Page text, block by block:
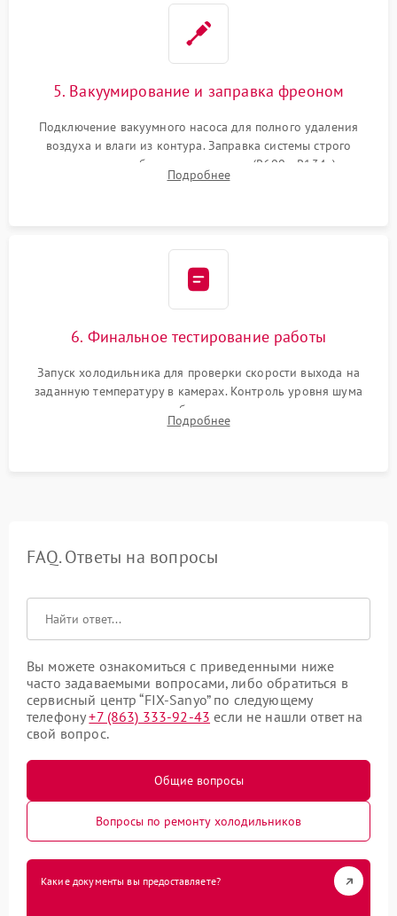
5. Вакуумирование и заправка фреоном
Подключение вакуумного насоса для полного удаления
воздуха и влаги из контура. Заправка системы строго
дозированным объемом хладагента (R600a, R134a) по
электронным весам. Контроль рабочего давления в системе.
Подробнее
6. Финальное тестирование работы
Запуск холодильника для проверки скорости выхода на
заданную температуру в камерах. Контроль уровня шума
компрессора, отсутствия обмерзания стенок и корректного
срабатывания системы автоматической оттайки.
Подробнее
FAQ. Ответы на вопросы
Вы можете ознакомиться с приведенными ниже
часто задаваемыми вопросами, либо обратиться в
сервисный центр “FIX-Sanyo” по следующему
телефону+7 (863) 333-92-43 если не нашли ответ на
свой вопрос.
Общие вопросы
Вопросы по ремонту холодильников
Какие документы вы предоставляете?